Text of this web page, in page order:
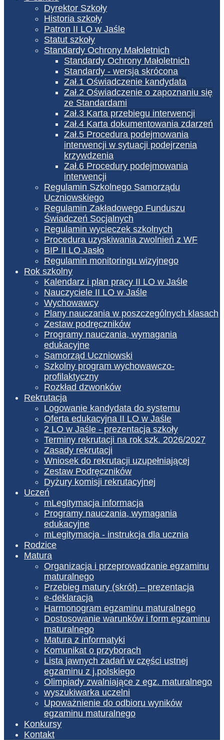
Dyrektor Szkoły
Historia szkoły
Patron II LO w Jaśle
Statut szkoły
Standardy Ochrony Małoletnich
Standardy Ochrony Małoletnich
Standardy - wersja skrócona
Zał.1 Oświadczenie kandydata
Zał.2 Oświadczenie o zapoznaniu się
ze Standardami
Zał.3 Karta przebiegu interwencji
Zał.4 Karta dokumentowania zdarzeń
Zał.5 Procedura podejmowania
interwencji w sytuacji podejrzenia
krzywdzenia
Zał.6 Procedury podejmowania
interwencji
Regulamin Szkolnego Samorządu
Uczniowskiego
Regulamin Zakładowego Funduszu
Świadczeń Socjalnych
Regulamin wycieczek szkolnych
Procedura uzyskiwania zwolnień z WF
BIP II LO Jasło
Regulamin monitoringu wizyjnego
Rok szkolny
Kalendarz i plan pracy II LO w Jaśle
Nauczyciele II LO w Jaśle
Wychowawcy
Plany nauczania w poszczególnych klasach
Zestaw podręczników
Programy nauczania, wymagania
edukacyjne
Samorząd Uczniowski
Szkolny program wychowawczo-
profilaktyczny
Rozkład dzwonków
Rekrutacja
Logowanie kandydata do systemu
Oferta edukacyjna II LO w Jaśle
2 LO w Jaśle - prezentacja szkoły
Terminy rekrutacji na rok szk. 2026/2027
Zasady rekrutacji
Wniosek do rekrutacji uzupełniającej
Zestaw Podręczników
Dyżury komisji rekrutacyjnej
Uczeń
mLegitymacja informacja
Programy nauczania, wymagania
edukacyjne
mLegitymacja - instrukcja dla ucznia
Rodzice
Matura
Organizacja i przeprowadzanie egzaminu
maturalnego
Przebieg matury (skrót) – prezentacja
e-deklaracja
Harmonogram egzaminu maturalnego
Dostosowanie warunków i form egzaminu
maturalnego
Matura z informatyki
Komunikat o przyborach
Lista jawnych zadań w części ustnej
egzaminu z j.polskiego
Olimpiady zwalniające z egz. maturalnego
wyszukiwarka uczelni
Upoważnienie do odbioru wyników
egzaminu maturalnego
Konkursy
Kontakt